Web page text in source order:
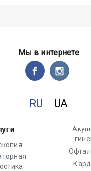
Мы в интернете
RU UA